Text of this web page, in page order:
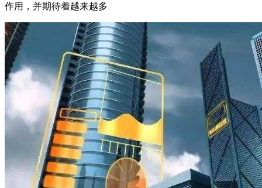
作用，并期待着越来越多